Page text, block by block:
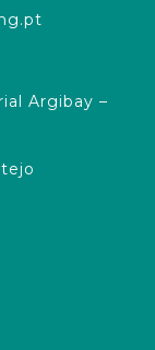
Argibay –